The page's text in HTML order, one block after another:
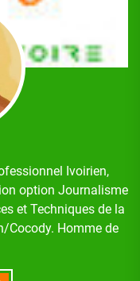
Ivoirien,
option Journalisme
et Techniques de la
Cocody. Homme de